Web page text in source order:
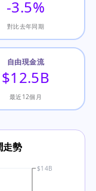
-3.5%
對比去年同期
自由現金流
$12.5B
最近12個月
勢
$14B